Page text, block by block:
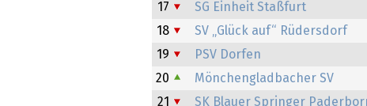
17
SG Einheit Staßfurt
18
SV „Glück auf“ Rüdersdorf
19
PSV Dorfen
20
Mönchengladbacher SV
21
SK Blauer Springer